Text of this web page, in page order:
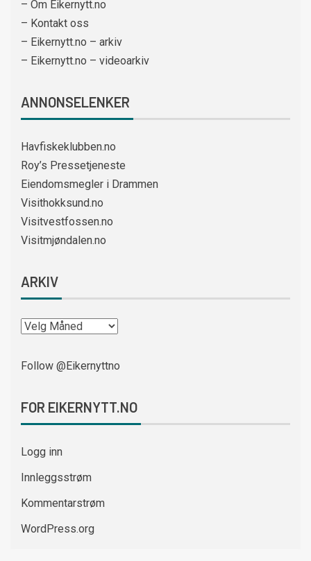
– Om Eikernytt.no
– Kontakt oss
– Eikernytt.no – arkiv
– Eikernytt.no – videoarkiv
ANNONSELENKER
Havfiskeklubben.no
Roy’s Pressetjeneste
Eiendomsmegler i Drammen
Visithokksund.no
Visitvestfossen.no
Visitmjøndalen.no
ARKIV
Follow @Eikernyttno
FOR EIKERNYTT.NO
Logg inn
Innleggsstrøm
Kommentarstrøm
WordPress.org